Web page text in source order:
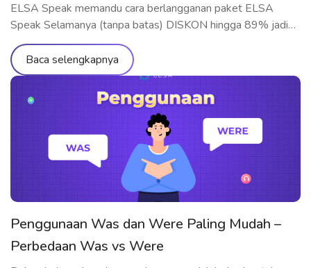
ELSA Speak memandu cara berlangganan paket ELSA
Speak Selamanya (tanpa batas) DISKON hingga 89% jadi
Rp1.119.000 secara cepat dan mudah difahami
Baca selengkapnya
Penggunaan Was dan Were Paling Mudah –
Perbedaan Was vs Were